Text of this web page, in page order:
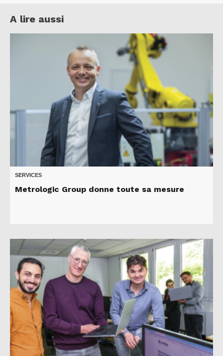
A lire aussi
SERVICES
Metrologic Group donne toute sa mesure